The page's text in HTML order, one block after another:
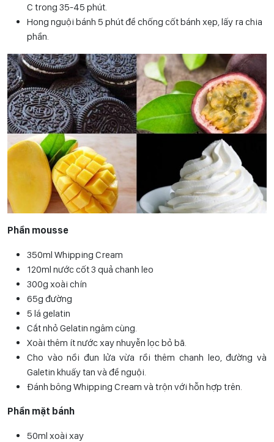
C trong 35-45 phút.
Hong nguội bánh 5 phút để chống cốt bánh xẹp, lấy ra chia
phần.
Phần mousse
350ml Whipping Cream
120ml nước cốt 3 quả chanh leo
300g xoài chín
65g đường
5 lá gelatin
Cắt nhỏ Gelatin ngâm cùng.
Xoài thêm ít nước xay nhuyễn lọc bỏ bã.
Cho vào nồi đun lửa vừa rồi thêm chanh leo, đường và
Galetin khuấy tan và để nguội.
Đánh bông Whipping Cream và trộn với hỗn hợp trên.
Phần mặt bánh
50ml xoài xay